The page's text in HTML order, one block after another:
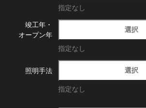
指定なし
竣工年・
オープン年
選択
指定なし
照明手法 選択
指定なし